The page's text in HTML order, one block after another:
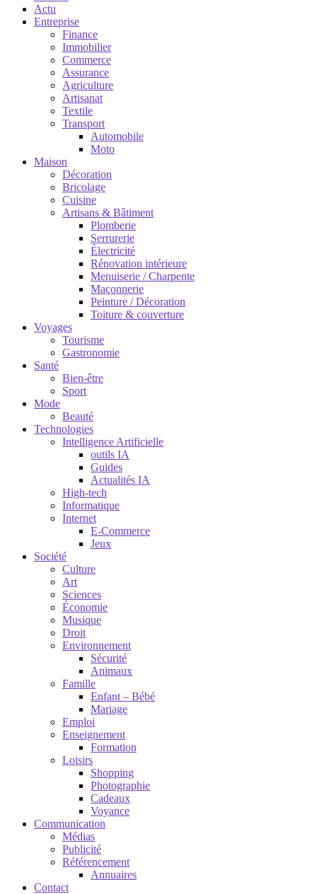
Actu
Entreprise
Finance
Immobilier
Commerce
Assurance
Agriculture
Artisanat
Textile
Transport
Automobile
Moto
Maison
Décoration
Bricolage
Cuisine
Artisans & Bâtiment
Plomberie
Serrurerie
Électricité
Rénovation intérieure
Menuiserie / Charpente
Maçonnerie
Peinture / Décoration
Toiture & couverture
Voyages
Tourisme
Gastronomie
Santé
Bien-être
Sport
Mode
Beauté
Technologies
Intelligence Artificielle
outils IA
Guides
Actualités IA
High-tech
Informatique
Internet
E-Commerce
Jeux
Société
Culture
Art
Sciences
Économie
Musique
Droit
Environnement
Sécurité
Animaux
Famille
Enfant – Bébé
Mariage
Emploi
Enseignement
Formation
Loisirs
Shopping
Photographie
Cadeaux
Voyance
Communication
Médias
Publicité
Référencement
Annuaires
Contact